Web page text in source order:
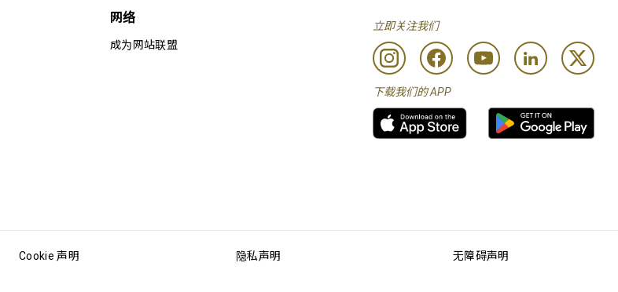
网络
成为网站联盟
立即关注我们
下载我们的 APP
Cookie 声明 隐私声明 无障碍声明